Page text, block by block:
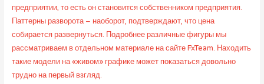
предприятии, то есть он становится собственником предприятия.
Паттерны разворота – наоборот, подтверждают, что цена
собирается развернуться. Подробнее различные фигуры мы
рассматриваем в отдельном материале на сайте FxTeam. Находить
такие модели на «живом» графике может показаться довольно
трудно на первый взгляд.